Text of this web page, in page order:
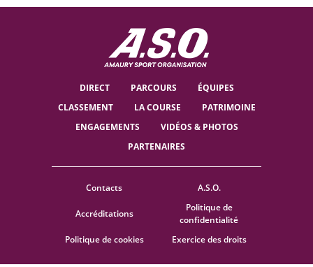
DIRECT PARCOURS
ÉQUIPES
CLASSEMENT
LA COURSE
PATRIMOINE
ENGAGEMENTS
VIDÉOS & PHOTOS
PARTENAIRES
Contacts A.S.O.
Accréditations
Politique de
confidentialité
Politique de cookies
Exercice des droits